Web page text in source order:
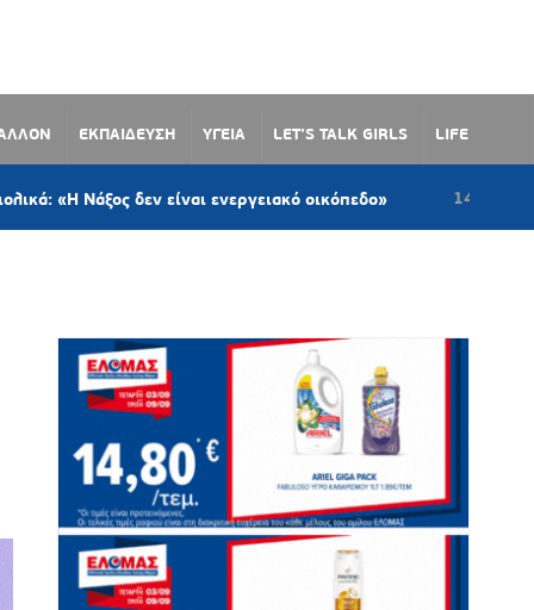
ΕΚΠΑΙΔΕΥΣΗ ΥΓΕΙΑ LET’S TALK GIRLS LIFE
δεν είναι ενεργειακό οικόπεδο» 14 ώρες πριν Σύρος: